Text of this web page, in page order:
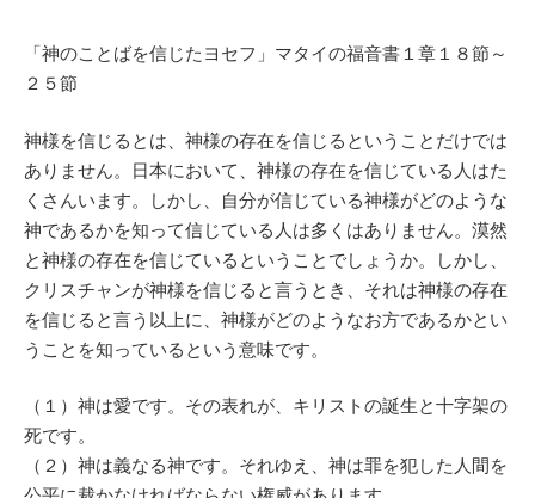
「神のことばを信じたヨセフ」マタイの福音書１章１８節～
２５節
神様を信じるとは、神様の存在を信じるということだけでは
ありません。日本において、神様の存在を信じている人はた
くさんいます。しかし、自分が信じている神様がどのような
神であるかを知って信じている人は多くはありません。漠然
と神様の存在を信じているということでしょうか。しかし、
クリスチャンが神様を信じると言うとき、それは神様の存在
を信じると言う以上に、神様がどのようなお方であるかとい
うことを知っているという意味です。
（１）神は愛です。その表れが、キリストの誕生と十字架の
死です。
（２）神は義なる神です。それゆえ、神は罪を犯した人間を